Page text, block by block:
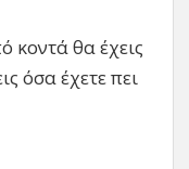
κοντά θα έχεις
όσα έχετε πει